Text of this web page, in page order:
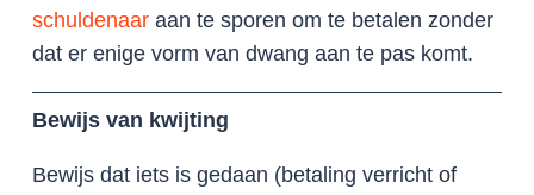
schuldenaar aan te sporen om te betalen zonder
dat er enige vorm van dwang aan te pas komt.
Bewijs van kwijting
Bewijs dat iets is gedaan (betaling verricht of